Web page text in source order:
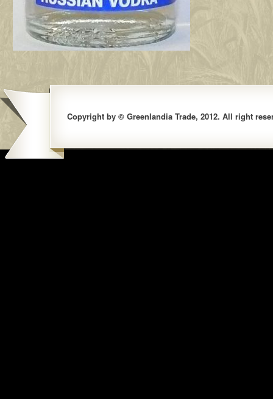
Copyright by © Greenlandia Trade, 2012. All right